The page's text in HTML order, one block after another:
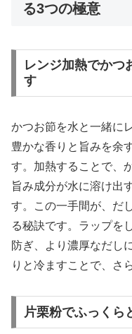
る3つの極意
レンジ加熱でかつ
す
かつお節を水と一緒に
豊かな香りと旨みを余
す。加熱することで、
旨み成分が水に溶け出
す。この一手間が、だ
る秘訣です。ラップを
防ぎ、より濃厚なだし
りと冷ますことで、さ
片栗粉でふっくら